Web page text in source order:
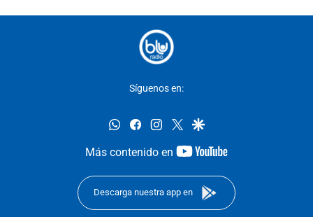
Síguenos en:
whatsappfacebookinstagram
twittergoogle
Más contenido en
youtube-
Descarga nuestra app en